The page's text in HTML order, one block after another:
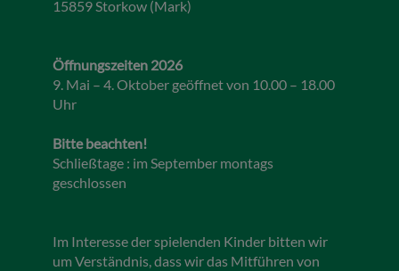
15859 Storkow (Mark)
Öffnungszeiten 2026
9. Mai – 4. Oktober geöffnet von 10.00 – 18.00
Uhr
Bitte beachten!
Schließtage : im September montags
geschlossen
Im Interesse der spielenden Kinder bitten wir
um Verständnis, dass wir das Mitführen von